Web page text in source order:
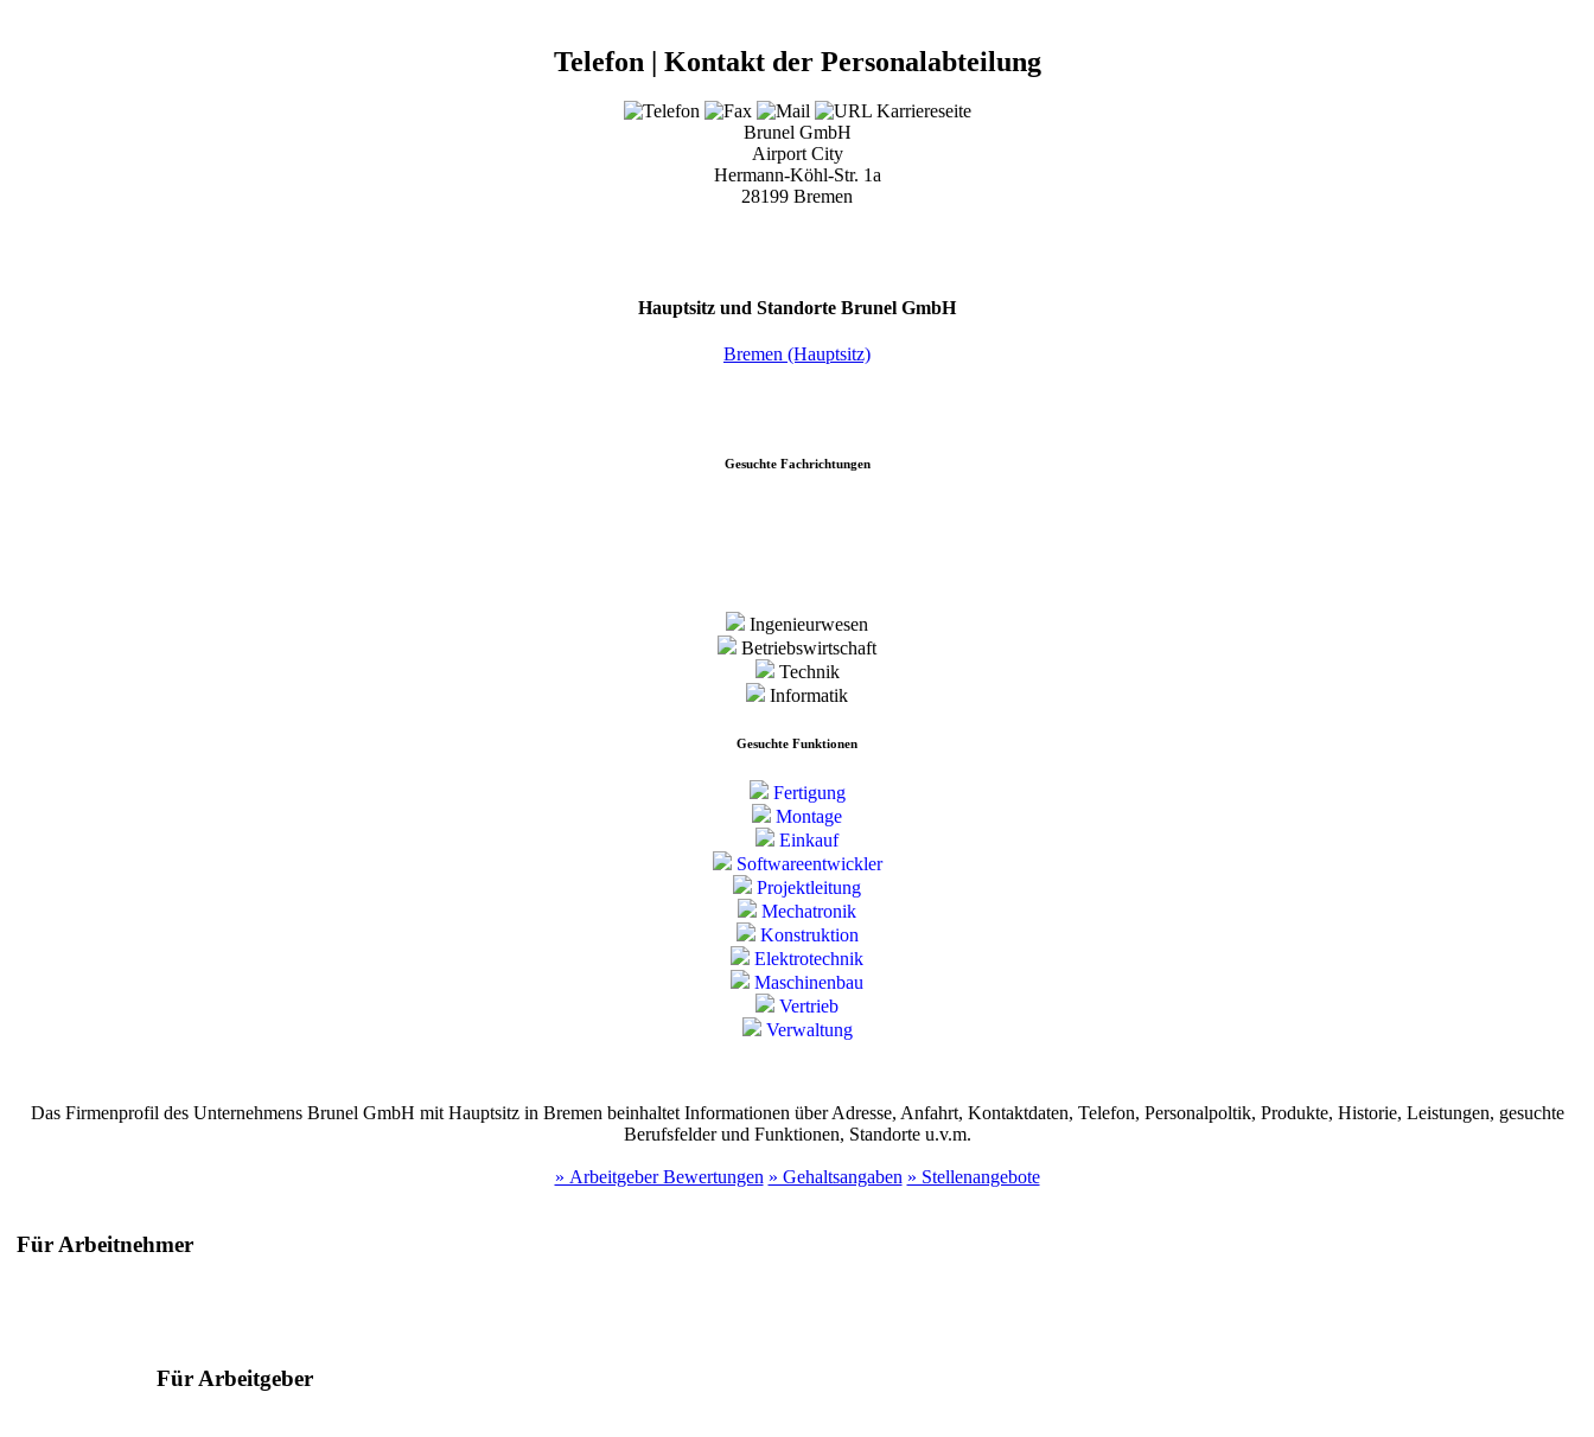
Telefon | Kontakt der Personalabteilung
Brunel GmbH
Airport City
Hermann-Köhl-Str. 1a
28199 Bremen
Hauptsitz und Standorte Brunel GmbH
Bremen (Hauptsitz)
Gesuchte Fachrichtungen
Ingenieurwesen
Betriebswirtschaft
Technik
Informatik
Gesuchte Funktionen
Fertigung
Montage
Einkauf
Softwareentwickler
Projektleitung
Mechatronik
Konstruktion
Elektrotechnik
Maschinenbau
Vertrieb
Verwaltung
Das Firmenprofil des Unternehmens Brunel GmbH mit Hauptsitz in Bremen beinhaltet Informationen über Adresse, Anfahrt, Kontaktdaten, Telefon, Personalpoltik, Produkte, Historie, Leistungen, gesuchte
Berufsfelder und Funktionen, Standorte u.v.m.
» Arbeitgeber Bewertungen » Gehaltsangaben » Stellenangebote
Für Arbeitnehmer
Für Arbeitgeber